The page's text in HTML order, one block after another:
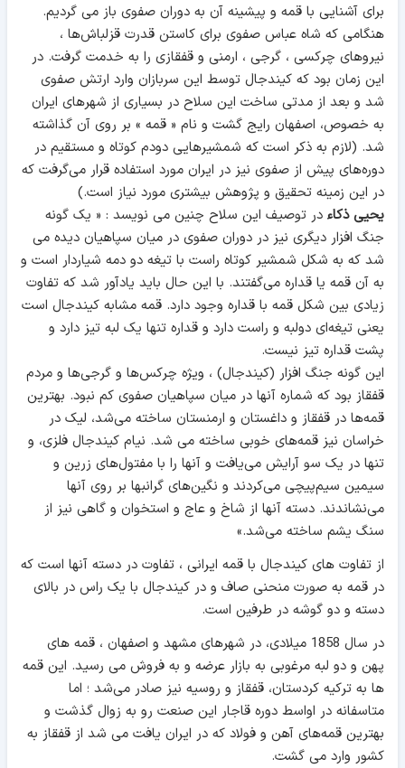
برای آشنایی با قمه و پیشینه آن به دوران صفوی باز می گردیم.
هنگامی که شاه عباس صفوی برای کاستن قدرت قزلباش‌ها ،
نیروهای چرکسی ، گرجی ، ارمنی و قفقازی را به خدمت گرفت. در
این زمان بود که کیندجال توسط این سربازان وارد ارتش صفوی
شد و بعد از مدتی ساخت این سلاح در بسیاری از شهرهای ایران
به خصوص، اصفهان رایج گشت و نام « قمه » بر روی آن گذاشته
شد. (لازم به ذکر است که شمشیرهایی دودم کوتاه و مستقیم در
دوره‌های پیش از صفوی ﻧﻴﺰ در ایران مورد استفاده قرار می‌گرفت که
در این زمینه تحقیق و پژوهش بیشتری مورد نیاز است.)
یحیی ذکاء در توصیف این سلاح چنین می نویسد : « یک گونه
جنگ افزار دیگری نیز در دوران صفوی در میان سپاهیان دیده می
‌شد که به شکل شمشیر کوتاه راست با تیغه دو دمه شیاردار است و
به آن قمه یا قداره می‌گفتند. با این حال باید یادآور شد که تفاوت
زیادی بین شکل قمه با قداره وجود دارد. قمه مشابه کیندجال است
یعنی تیغه‌ای دولبه و راست دارد و قداره تنها یک لبه تیز دارد و
پشت قداره تیز نیست.
این گونه جنگ افزار (کیندجال) ، ویژه چرکس‌ها و گرجی‌ها و مردم
قفقاز بود که شماره آنها در میان سپاهیان صفوی کم نبود. بهترین
قمه‌ها در قفقاز و داغستان و ارمنستان ساخته می‌شد، لیک در
خراسان نیز قمه‌های خوبی ساخته می شد. نیام کیندجال فلزی، و
تنها در یک سو آرایش می‌یافت و آنها را با مفتول‌های زرین و
سیمین سیم‌پیچی می‌کردند و نگین‌های گرانبها بر روی آنها
می‌نشاندند. دسته آنها از شاخ و عاج و استخوان و گاهی نیز از
سنگ یشم ساخته می‌شد.»
از تفاوت های کیندجال با قمه ایرانی ، تفاوت در دسته آنها است که
در قمه به صورت منحنی صاف و در کیندجال با یک راس در بالای
دسته و دو گوشه در طرفین است.
در سال 1858 میلادی، در شهرهای مشهد و اصفهان ، قمه های
پهن و دو لبه مرغوبی به بازار عرضه و به فروش می رسید. این قمه
ها به ترکیه کردستان، قفقاز و روسیه نیز صادر می‌شد ؛ اما
متاسفانه در اواسط دوره قاجار این صنعت رو به زوال گذشت و
بهترین قمه‌های آهن و فولاد که در ایران یافت می شد از قفقاز به
کشور وارد می گشت.